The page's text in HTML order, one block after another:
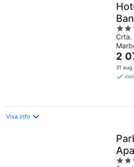
4
out
of
5
Crta.
är
2
2
31
Visa info
4